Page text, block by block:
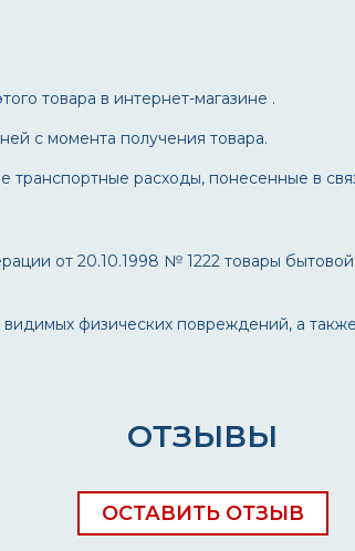
товара в интернет-магазине .
с момента получения товара.
расходы, понесенные в
от 20.10.1998 № 1222 товары
видимых физических повреждений, а
ОТЗЫВЫ
ОСТАВИТЬ ОТЗЫВ